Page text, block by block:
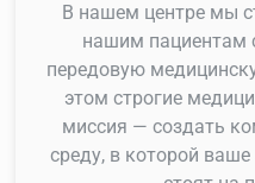
В нашем центре мы
нашим пациентам
передовую
этом строгие
миссия — создать
среду, в которой